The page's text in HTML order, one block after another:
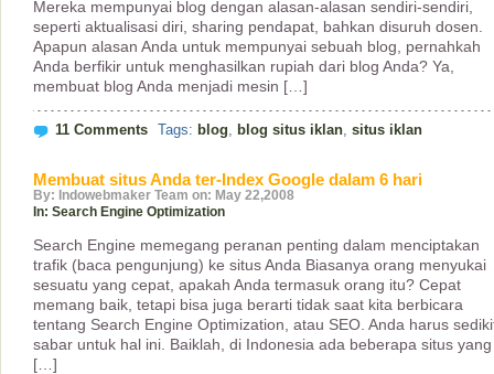
Mereka mempunyai blog dengan alasan-alasan sendiri-sendiri,
seperti aktualisasi diri, sharing pendapat, bahkan disuruh dosen.
Apapun alasan Anda untuk mempunyai sebuah blog, pernahkah
Anda berfikir untuk menghasilkan rupiah dari blog Anda? Ya,
membuat blog Anda menjadi mesin […]
11 Comments Tags: blog blog situs iklan situs iklan
Membuat situs Anda ter-Index Google dalam 6 hari
By: Indowebmaker Team on: May 22,2008
In: Search Engine Optimization
Search Engine memegang peranan penting dalam menciptakan
trafik (baca pengunjung) ke situs Anda Biasanya orang menyukai
sesuatu yang cepat, apakah Anda termasuk orang itu? Cepat
memang baik, tetapi bisa juga berarti tidak saat kita berbicara
tentang Search Engine Optimization, atau SEO. Anda harus
sabar untuk hal ini. Baiklah, di Indonesia ada beberapa situs yang
[…]